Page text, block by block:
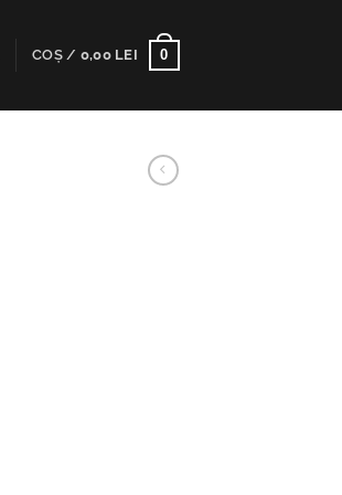
COȘ / 0,00 LEI 0